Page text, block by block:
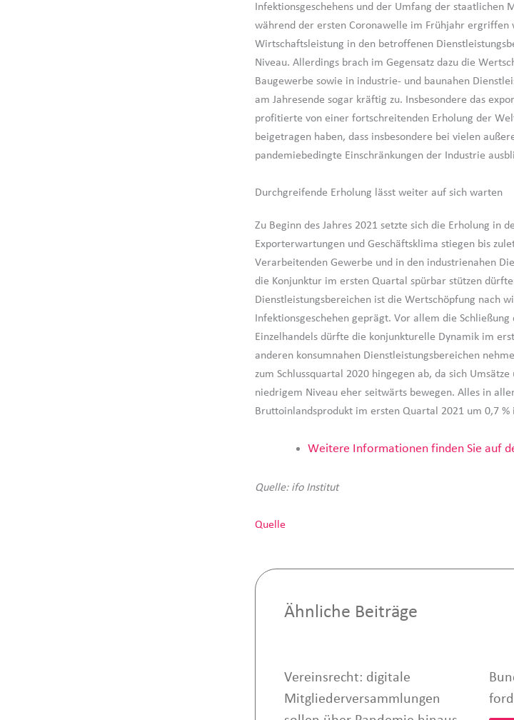
Infektionsgeschehens und der Umfang der
während der ersten Coronawelle im Frühjahr ergriffen
Wirtschaftsleistung in den betroffenen
Niveau. Allerdings brach im Gegensatz dazu die
Baugewerbe sowie in industrie- und baunahen
am Jahresende sogar kräftig zu. Insbesondere das
profitierte von einer fortschreitenden Erholung der
beigetragen haben, dass insbesondere bei vielen
pandemiebedingte Einschränkungen der Industrie
Durchgreifende Erholung lässt weiter auf sich warten
Zu Beginn des Jahres 2021 setzte sich die Erholung in
Exporterwartungen und Geschäftsklima stiegen bis
Verarbeitenden Gewerbe und in den industrienahen
die Konjunktur im ersten Quartal spürbar stützen
Dienstleistungsbereichen ist die Wertschöpfung nach
Infektionsgeschehen geprägt. Vor allem die
Einzelhandels dürfte die konjunkturelle Dynamik im
anderen konsumnahen Dienstleistungsbereichen
zum Schlussquartal 2020 hingegen ab, da sich
niedrigem Niveau eher seitwärts bewegen. Alles in
Bruttoinlandsprodukt im ersten Quartal 2021 um 0,7
Weitere Informationen finden Sie auf
Quelle: ifo Institut
Quelle
Ähnliche Beiträge
Vereinsrecht: digitale
Mitgliederversammlungen